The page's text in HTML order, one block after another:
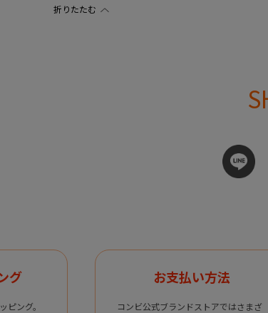
グ
ピング。
お支払い方法
コンビ公式ブランドストアではさまざ